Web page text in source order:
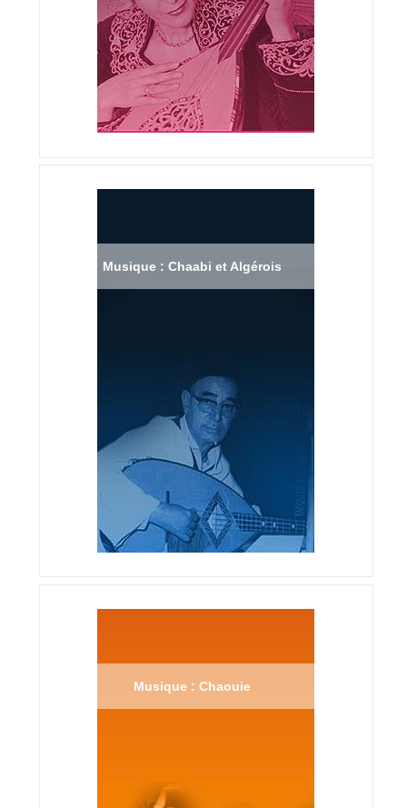
Musique : Chaabi et Algérois
Musique : Chaouie